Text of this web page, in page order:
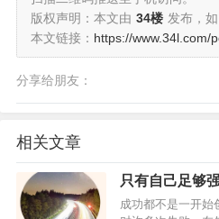
版权声明：本文由 34楼 发布，
本文链接： https://www.34l.com/
分享给朋友：
相关文章
只有自己足够
成功都不是一开始